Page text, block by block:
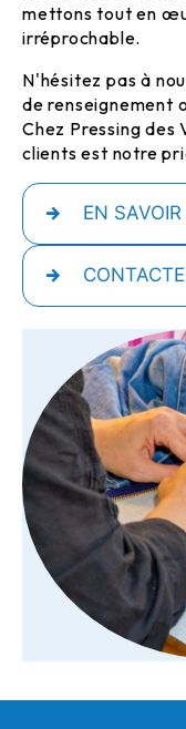
mettons tout en
irréprochable.
N'hésitez pas à
de renseignement
Chez Pressing des
clients est notre
EN